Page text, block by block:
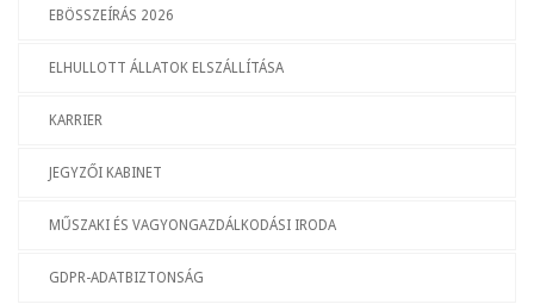
EBÖSSZEÍRÁS 2026
ELHULLOTT ÁLLATOK ELSZÁLLÍTÁSA
KARRIER
JEGYZŐI KABINET
MŰSZAKI ÉS VAGYONGAZDÁLKODÁSI IRODA
GDPR-ADATBIZTONSÁG